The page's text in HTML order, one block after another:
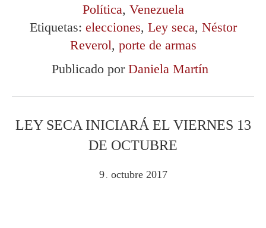
Política, Venezuela
Etiquetas: elecciones, Ley seca, Néstor
Reverol, porte de armas
Publicado por Daniela Martín
LEY SECA INICIARÁ EL VIERNES 13
DE OCTUBRE
9 . octubre 2017